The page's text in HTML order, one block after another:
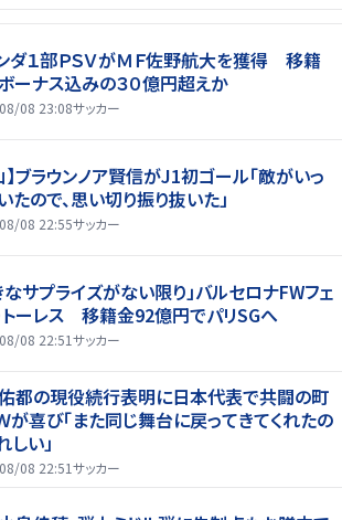
ダ１部ＰＳＶがＭＦ佐野航大を獲得 移籍
ーナス込みの３０億円超えか
08 23:08サッカー
】ブラウンノア賢信がJ1初ゴール「敵がいっ
たので、思い切り振り抜いた」
08 22:55サッカー
なサプライズがない限り」バルセロナFWフェ
トーレス 移籍金92億円でパリSGへ
08 22:51サッカー
都の現役続行表明に日本代表で共闘の町
が喜び「また同じ舞台に戻ってきてくれたの
しい」
08 22:51サッカー